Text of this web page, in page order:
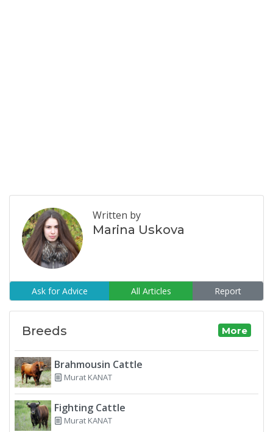
Written by
Marina Uskova
Ask for Advice All Articles Report
Breeds More
Brahmousin Cattle
Murat KANAT
Fighting Cattle
Murat KANAT